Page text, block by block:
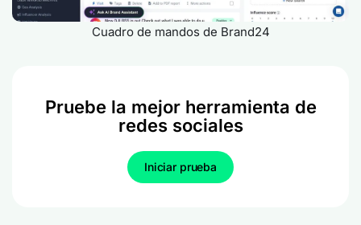
Cuadro de mandos de Brand24
Pruebe la mejor herramienta de
redes sociales
Iniciar prueba